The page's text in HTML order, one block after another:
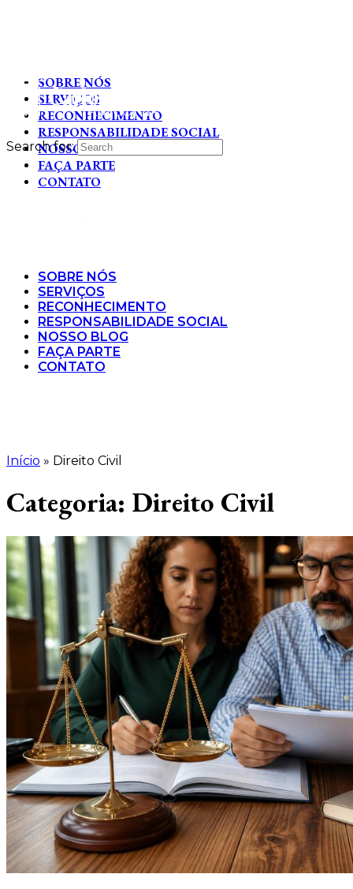
SOBRE NÓS
SERVIÇOS
RECONHECIMENTO
RESPONSABILIDADE SOCIAL
NOSSO BLOG
FAÇA PARTE
CONTATO
Search for:
SOBRE NÓS
SERVIÇOS
RECONHECIMENTO
RESPONSABILIDADE SOCIAL
NOSSO BLOG
FAÇA PARTE
CONTATO
Início » Direito Civil
Categoria: Direito Civil